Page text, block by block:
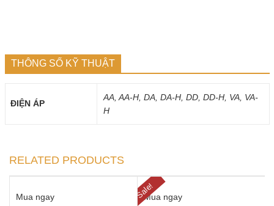
THÔNG SỐ KỸ THUẬT
ĐIỆN ÁP
AA, AA-H, DA, DA-H, DD, DD-H, VA, VA-
H
RELATED PRODUCTS
Mua ngay Sale!
Mua ngay